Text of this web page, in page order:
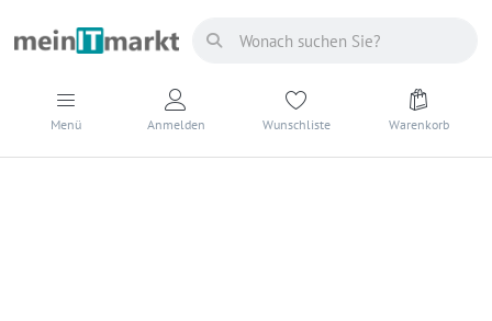
Menü Anmelden Wunschliste Warenkorb